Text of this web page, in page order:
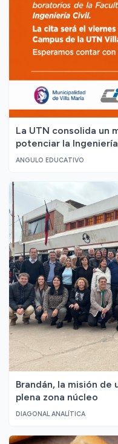
La UTN consolida un
potenciar la
ANGULO EDUCATIVO
Brandán, la misión
plena zona núcleo
DIAGONAL ANALÍTICA